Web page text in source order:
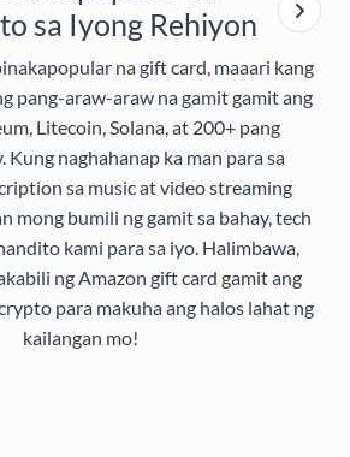
sa Iyong Rehiyon
na gift card, maaari kang
pang-araw-araw na gamit gamit ang
Litecoin, Solana, at 200+ pang
naghahanap ka man para sa
sa music at video streaming
mong bumili ng gamit sa bahay, tech
kami para sa iyo. Halimbawa,
ng Amazon gift card gamit ang
para makuha ang halos lahat ng
kailangan mo!